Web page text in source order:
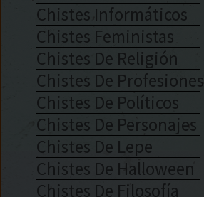
Chistes Informáticos
Chistes Feministas
Chistes De Religión
Chistes De Profesiones
Chistes De Políticos
Chistes De Personajes
Chistes De Lepe
Chistes De Halloween
Chistes De Filosofía